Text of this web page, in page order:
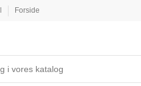
Forside